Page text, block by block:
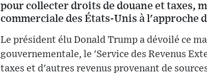
pour collecter droits de douane et taxes,
commerciale des États-Unis à l'approche
Le président élu Donald Trump a dévoilé ce
gouvernementale, le 'Service des Revenus
taxes et d'autres revenus provenant de